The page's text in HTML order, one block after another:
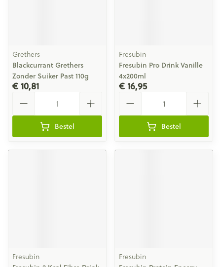
Grethers
Blackcurrant Grethers
Zonder Suiker Past 110g
€ 10,81
Bestel
Fresubin
Fresubin Pro Drink Vanille
4x200ml
€ 16,95
Bestel
Fresubin
Fresubin